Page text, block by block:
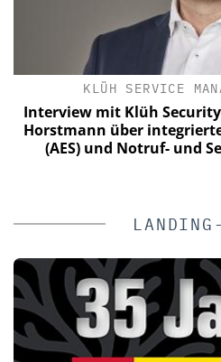
KLÜH SERVICE
Interview mit Klüh
Horstmann über
(AES) und Notruf- und